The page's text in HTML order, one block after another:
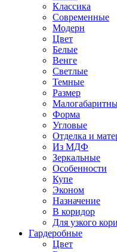
Классика
Современные
Модерн
Цвет
Белые
Венге
Светлые
Темные
Размер
Форма
Угловые
Отделка и
Из МДФ
Зеркальные
Особенности
Купе
Эконом
Назначение
В коридор
Для узкого
Гардеробные
Цвет